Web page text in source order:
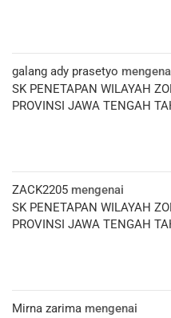
galang ady prasetyo
SK PENETAPAN WILAYAH
PROVINSI JAWA TENGAH
ZACK2205 mengenai
SK PENETAPAN WILAYAH
PROVINSI JAWA TENGAH
Mirna zarima mengenai